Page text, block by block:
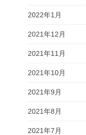
2022年1月
2021年12月
2021年11月
2021年10月
2021年9月
2021年8月
2021年7月